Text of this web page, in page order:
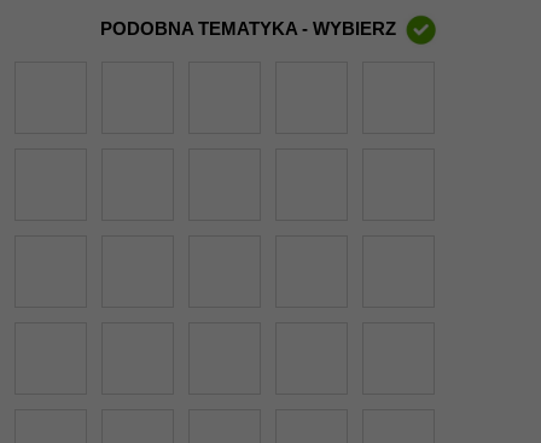
PODOBNA TEMATYKA - WYBIERZ